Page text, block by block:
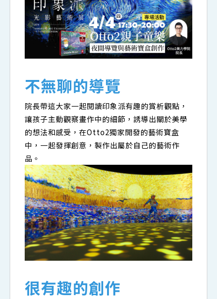
不無聊的導覽
院長帶這大家一起閱讀印象派有趣的賞析觀點，
讓孩子主動觀察畫作中的細節，誘導出關於美學
的想法和感受，在Otto2獨家開發的藝術寶盒
中，一起發揮創意，製作出屬於自己的藝術作
品。
很有趣的創作